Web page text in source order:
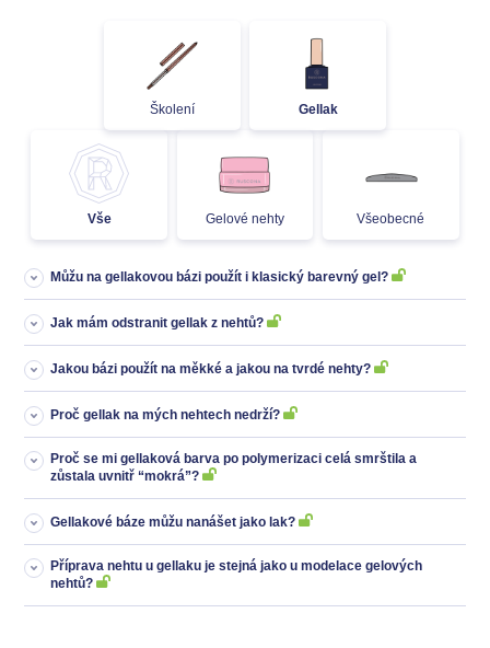
Vše Gelové nehty Všeobecné
Školení Gellak
Můžu na gellakovou bázi použít i klasický barevný gel?
Jak mám odstranit gellak z nehtů?
Jakou bázi použít na měkké a jakou na tvrdé nehty?
Proč gellak na mých nehtech nedrží?
Proč se mi gellaková barva po polymerizaci celá smrštila a
zůstala uvnitř “mokrá”?
Gellakové báze můžu nanášet jako lak?
Příprava nehtu u gellaku je stejná jako u modelace gelových
nehtů?